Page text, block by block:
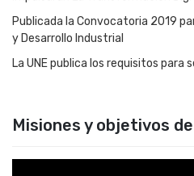
Publicada la Convocatoria 2019
y Desarrollo Industrial
La UNE publica los requisitos para
Misiones y objetivos